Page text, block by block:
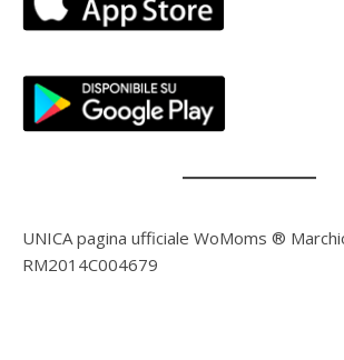
UNICA pagina ufficiale WoMoms ®
RM2014C004679